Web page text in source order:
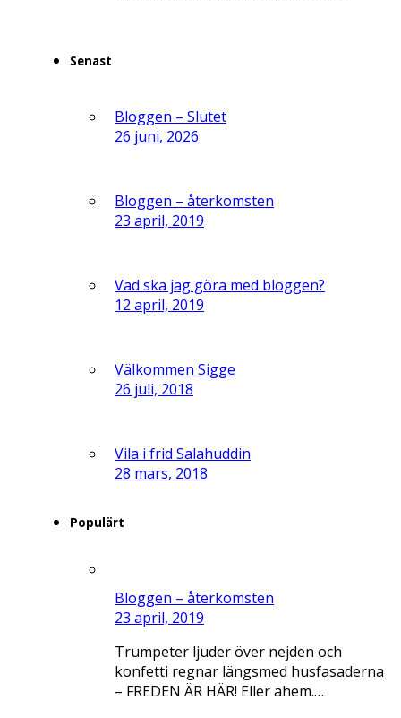
Senast
Bloggen – Slutet
26 juni, 2026
Bloggen – återkomsten
23 april, 2019
Vad ska jag göra med bloggen?
12 april, 2019
Välkommen Sigge
26 juli, 2018
Vila i frid Salahuddin
28 mars, 2018
Populärt
Bloggen – återkomsten
23 april, 2019
Trumpeter ljuder över nejden och
konfetti regnar längsmed husfasaderna
– FREDEN ÄR HÄR! Eller ahem.…